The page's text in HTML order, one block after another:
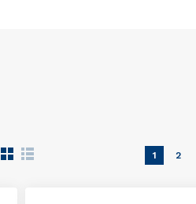
1 2